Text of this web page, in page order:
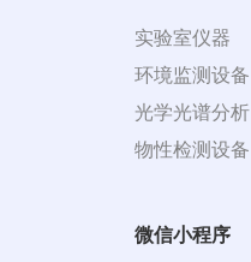
实验室仪器
环境监测设备
光学光谱分析
物性检测设备
微信小程序